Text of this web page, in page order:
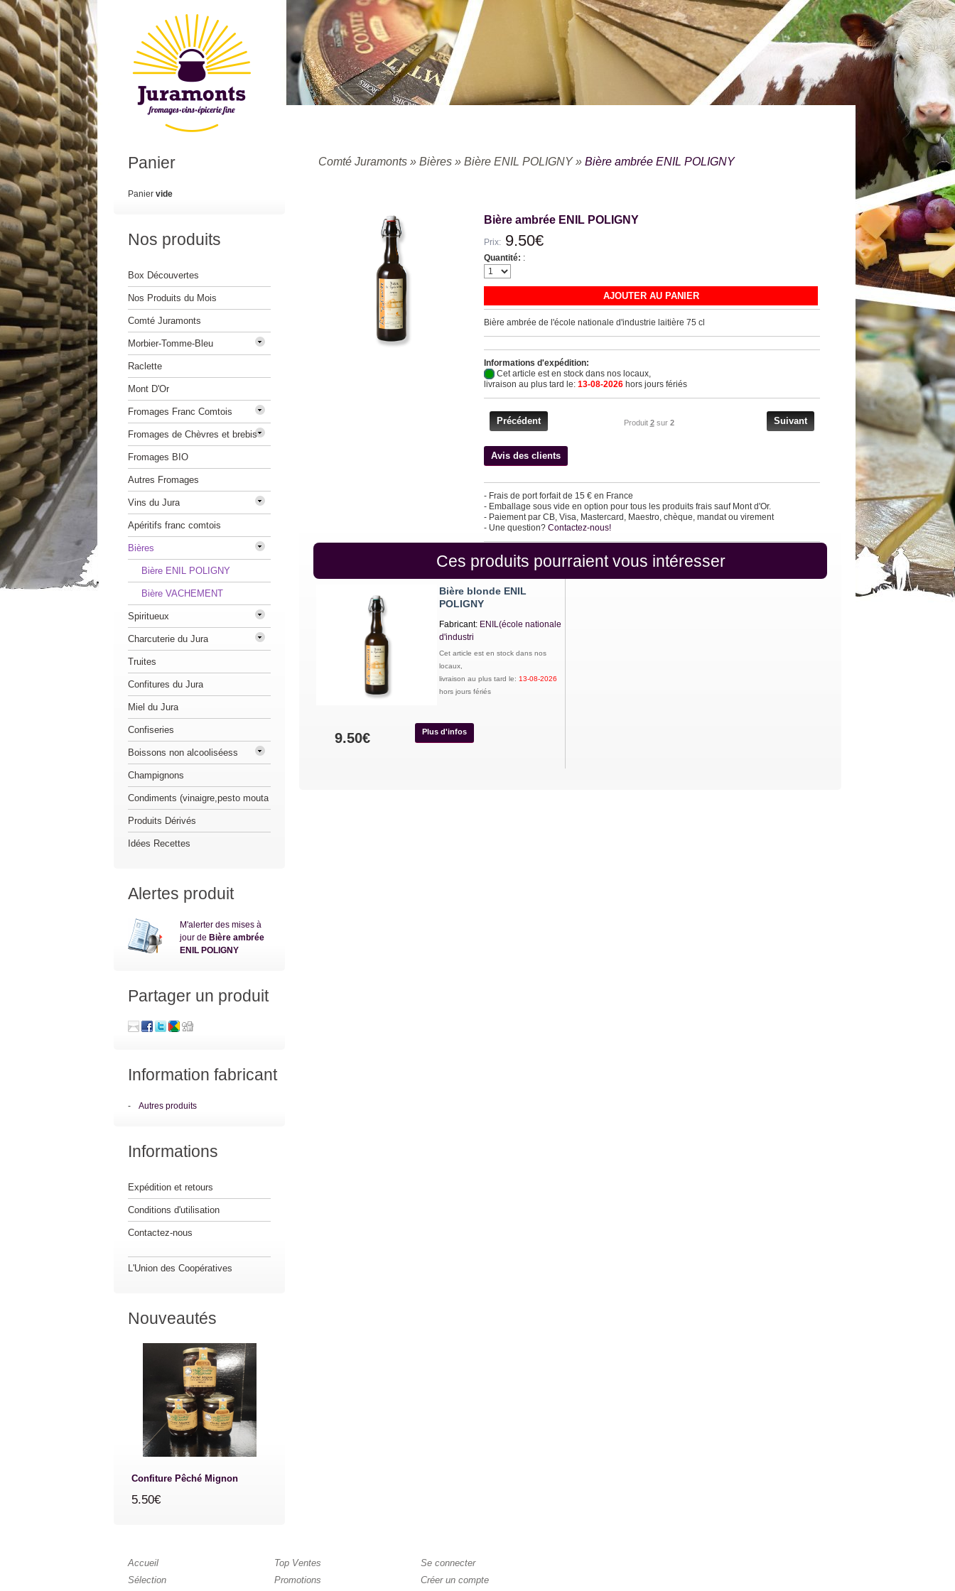
Comté Juramonts » Bières » Bière ENIL POLIGNY» Bière ambrée ENIL POLIGNY
Bière ambrée ENIL POLIGNY
Prix: 9.50€
Quantité: :
AJOUTER AU PANIER
Bière ambrée de l'école nationale d'industrie laitière 75 cl
Informations d'expédition:
Cet article est en stock dans nos locaux,
livraison au plus tard le: 13-08-2026 hors jours fériés
Précédent Suivant
Produit 2sur 2
Avis des clients
- Frais de port forfait de 15 € en France
- Emballage sous vide en option pour tous les produits frais sauf Mont d'Or.
- Paiement par CB, Visa, Mastercard, Maestro, chèque, mandat ou virement
- Une question? Contactez-nous!
Ces produits pourraient vous intéresser
Bière blonde ENIL
POLIGNY
Fabricant: ENIL(école nationale
d'industri
Cet article est en stock dans nos
locaux,
livraison au plus tard le: 13-08-2026
hors jours fériés
9.50€ Plus d'infos
Panier
Panier vide
Nos produits
Box Découvertes
Nos Produits du Mois
Comté Juramonts
Morbier-Tomme-Bleu
Raclette
Mont D'Or
Fromages Franc Comtois
Fromages de Chèvres et brebis
Fromages BIO
Autres Fromages
Vins du Jura
Apéritifs franc comtois
Bières
Bière ENIL POLIGNY
Bière VACHEMENT
Spiritueux
Charcuterie du Jura
Truites
Confitures du Jura
Miel du Jura
Confiseries
Boissons non alcooliséess
Champignons
Condiments (vinaigre,pesto mouta
Produits Dérivés
Idées Recettes
Alertes produit
M'alerter des mises à
jour de Bière ambrée
ENIL POLIGNY
Partager un produit
Information fabricant
- Autres produits
Informations
Expédition et retours
Conditions d'utilisation
Contactez-nous
L'Union des Coopératives
Nouveautés
Confiture Pêché Mignon
5.50€
Accueil
Sélection
Top Ventes
Promotions
Se connecter
Créer un compte